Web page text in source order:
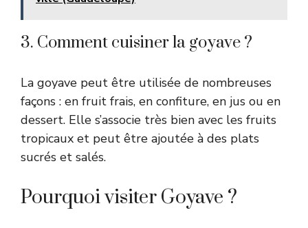
3. Comment cuisiner la goyave ?
La goyave peut être utilisée de nombreuses
façons : en fruit frais, en confiture, en jus ou en
dessert. Elle s’associe très bien avec les fruits
tropicaux et peut être ajoutée à des plats
sucrés et salés.
Pourquoi visiter Goyave ?